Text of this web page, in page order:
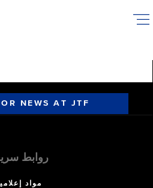
NEWS AT JTF
روابط
مواد